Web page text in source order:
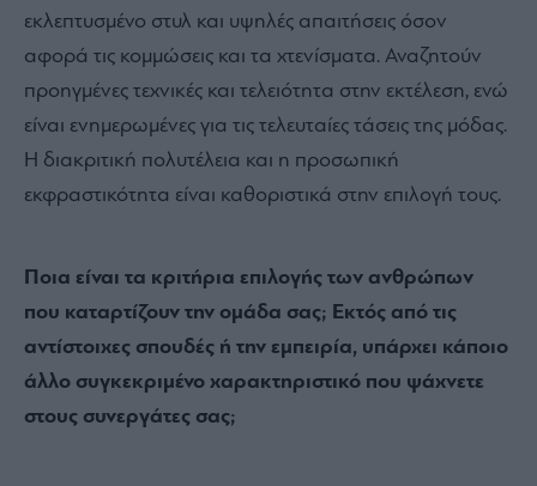
εκλεπτυσμένο στυλ και υψηλές απαιτήσεις όσον
αφορά τις κομμώσεις και τα χτενίσματα. Αναζητούν
προηγμένες τεχνικές και τελειότητα στην εκτέλεση, ενώ
είναι ενημερωμένες για τις τελευταίες τάσεις της μόδας.
Η διακριτική πολυτέλεια και η προσωπική
εκφραστικότητα είναι καθοριστικά στην επιλογή τους.
Ποια είναι τα κριτήρια επιλογής των ανθρώπων
που καταρτίζουν την ομάδα σας; Εκτός από τις
αντίστοιχες σπουδές ή την εμπειρία, υπάρχει κάποιο
άλλο συγκεκριμένο χαρακτηριστικό που ψάχνετε
στους συνεργάτες σας;